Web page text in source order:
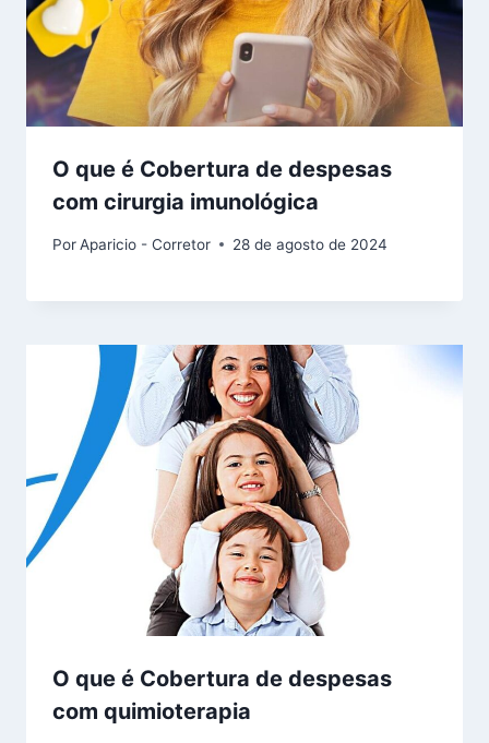
O que é Cobertura de despesas
com cirurgia imunológica
PorAparicio - Corretor 28 de agosto de 2024
O que é Cobertura de despesas
com quimioterapia